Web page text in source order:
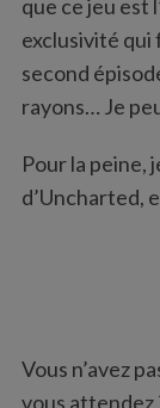
que ce jeu est
exclusivité qui
second
rayons… Je
Pour la peine,
d’Uncharted,
Vous n’avez
vous attendez